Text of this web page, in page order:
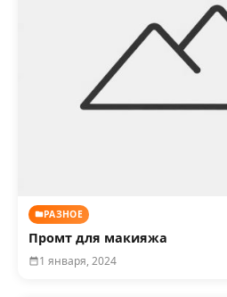
РАЗНОЕ
Промт для макияжа
1 января, 2024